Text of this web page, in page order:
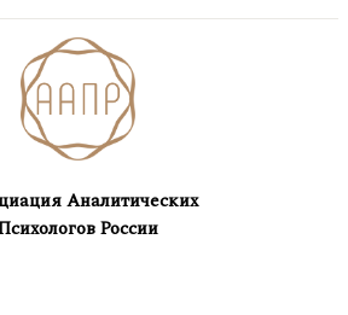
Аналитических
России